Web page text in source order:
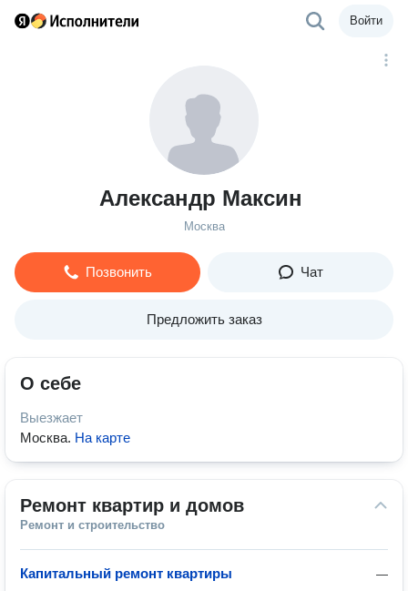
Войти
Александр Максин
Москва
Позвонить Чат
Предложить заказ
О себе
Выезжает
Москва. На карте
Ремонт квартир и домов
Ремонт и строительство
—
Капитальный ремонт квартиры